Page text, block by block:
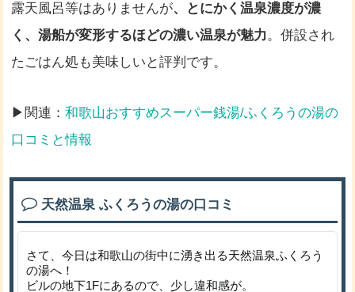
露天風呂等はありませんが、とにかく温泉濃度が濃
く、湯船が変形するほどの濃い温泉が魅力。併設され
たごはん処も美味しいと評判です。
▶関連：和歌山おすすめスーパー銭湯/ふくろうの湯の
口コミと情報
天然温泉 ふくろうの湯の口コミ
さて、今日は和歌山の街中に湧き出る天然温泉ふくろう
の湯へ！
ビルの地下1Fにあるので、少し違和感が。